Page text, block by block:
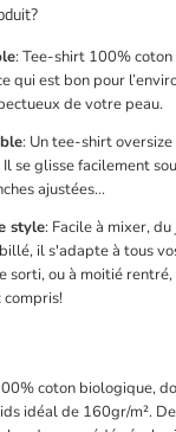
: Tee-shirt 100%
qui est bon pour
de votre peau.
: Un tee-shirt
se glisse facilement
ajustées...
style: Facile à mixer,
il s'adapte à tous
sorti, ou à moitié
compris!
coton biologique,
idéal de 160gr/m².